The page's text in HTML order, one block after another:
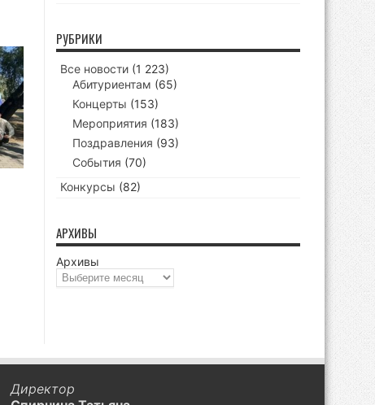
РУБРИКИ
Все новости (1 223)
Абитуриентам (65)
Концерты (153)
Мероприятия (183)
Поздравления (93)
События (70)
Конкурсы (82)
АРХИВЫ
Архивы
Директор